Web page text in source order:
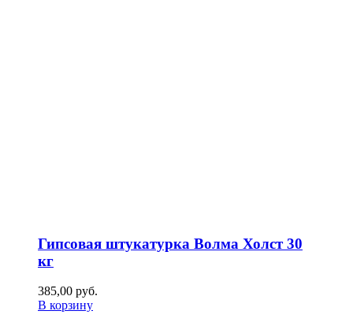
Гипсовая штукатурка Волма Холст 30
кг
385,00 руб.
В корзину